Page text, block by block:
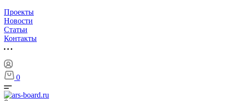
Проекты
Новости
Статьи
Контакты
0